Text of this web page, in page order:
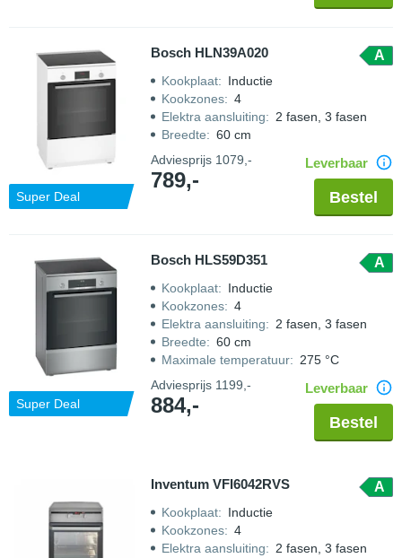
Super Deal
Bosch HLN39A020 A
Kookplaat: Inductie
Kookzones: 4
Elektra aansluiting: 2 fasen, 3 fasen
Breedte: 60 cm
Adviesprijs 1079,-
789,-
Leverbaar
Bestel
Super Deal
Bosch HLS59D351 A
Kookplaat: Inductie
Kookzones: 4
Elektra aansluiting: 2 fasen, 3 fasen
Breedte: 60 cm
Maximale temperatuur: 275 °C
Adviesprijs 1199,-
884,-
Leverbaar
Bestel
Inventum VFI6042RVS A
Kookplaat: Inductie
Kookzones: 4
Elektra aansluiting: 2 fasen, 3 fasen